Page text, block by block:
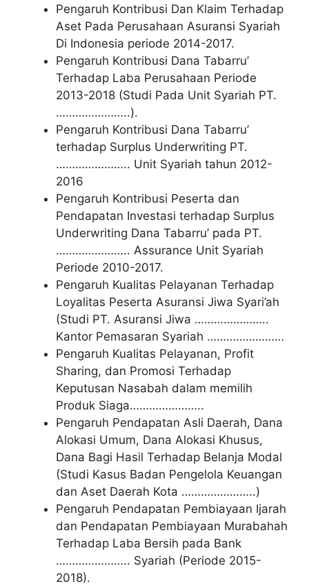
Pengaruh Kontribusi Dan Klaim Terhadap
Aset Pada Perusahaan Asuransi Syariah
Di Indonesia periode 2014-2017.
Pengaruh Kontribusi Dana Tabarru’
Terhadap Laba Perusahaan Periode
2013-2018 (Studi Pada Unit Syariah PT.
…………………..).
Pengaruh Kontribusi Dana Tabarru’
terhadap Surplus Underwriting PT.
………………….. Unit Syariah tahun 2012-
2016
Pengaruh Kontribusi Peserta dan
Pendapatan Investasi terhadap Surplus
Underwriting Dana Tabarru’ pada PT.
………………….. Assurance Unit Syariah
Periode 2010-2017.
Pengaruh Kualitas Pelayanan Terhadap
Loyalitas Peserta Asuransi Jiwa Syari’ah
(Studi PT. Asuransi Jiwa …………………..
Kantor Pemasaran Syariah ……………………
Pengaruh Kualitas Pelayanan, Profit
Sharing, dan Promosi Terhadap
Keputusan Nasabah dalam memilih
Produk Siaga…………………..
Pengaruh Pendapatan Asli Daerah, Dana
Alokasi Umum, Dana Alokasi Khusus,
Dana Bagi Hasil Terhadap Belanja Modal
(Studi Kasus Badan Pengelola Keuangan
dan Aset Daerah Kota …………………..)
Pengaruh Pendapatan Pembiayaan Ijarah
dan Pendapatan Pembiayaan Murabahah
Terhadap Laba Bersih pada Bank
………………….. Syariah (Periode 2015-
2018).